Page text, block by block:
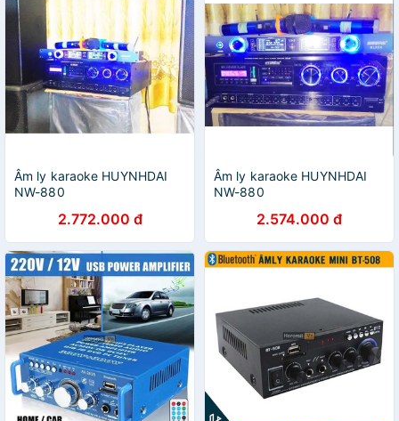
Âm ly karaoke HUYNHDAI
NW-880
2.772.000 đ
Âm ly karaoke HUYNHDAI
NW-880
2.574.000 đ